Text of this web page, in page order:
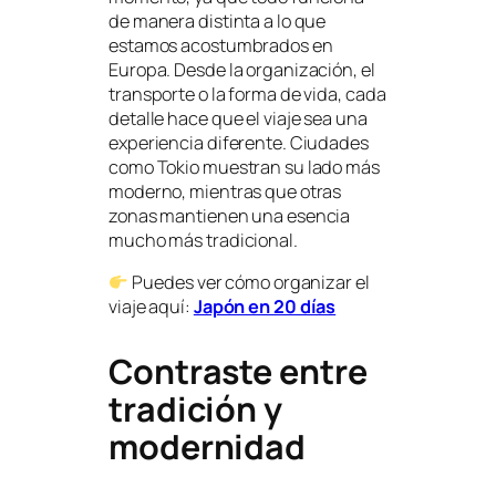
de manera distinta a lo que
estamos acostumbrados en
Europa. Desde la organización, el
transporte o la forma de vida, cada
detalle hace que el viaje sea una
experiencia diferente. Ciudades
como Tokio muestran su lado más
moderno, mientras que otras
zonas mantienen una esencia
mucho más tradicional.
Puedes ver cómo organizar el
viaje aquí: Japón en 20 días
Contraste entre
tradición y
modernidad